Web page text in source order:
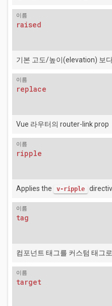
이름
raised
기본 고도/높이(elevation) 보
이름
replace
Vue 라우터의 router-link prop
이름
ripple
Applies the v-ripple
이름
tag
컴포넌트 태그를 커스텀 태그로
이름
target